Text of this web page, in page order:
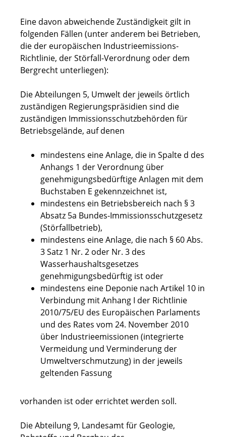
Eine davon abweichende Zuständigkeit gilt in
folgenden Fällen (unter anderem bei Betrieben,
die der europäischen Industrieemissions-
Richtlinie, der Störfall-Verordnung oder dem
Bergrecht unterliegen):
Die Abteilungen 5, Umwelt der jeweils örtlich
zuständigen Regierungspräsidien sind die
zuständigen Immissionsschutzbehörden für
Betriebsgelände, auf denen
mindestens eine Anlage, die in Spalte d des
Anhangs 1 der Verordnung über
genehmigungsbedürftige Anlagen mit dem
Buchstaben E gekennzeichnet ist,
mindestens ein Betriebsbereich nach § 3
Absatz 5a Bundes-Immissionsschutzgesetz
(Störfallbetrieb),
mindestens eine Anlage, die nach § 60 Abs.
3 Satz 1 Nr. 2 oder Nr. 3 des
Wasserhaushaltsgesetzes
genehmigungsbedürftig ist oder
mindestens eine Deponie nach Artikel 10 in
Verbindung mit Anhang I der Richtlinie
2010/75/EU des Europäischen Parlaments
und des Rates vom 24. November 2010
über Industrieemissionen (integrierte
Vermeidung und Verminderung der
Umweltverschmutzung) in der jeweils
geltenden Fassung
vorhanden ist oder errichtet werden soll.
Die Abteilung 9, Landesamt für Geologie,